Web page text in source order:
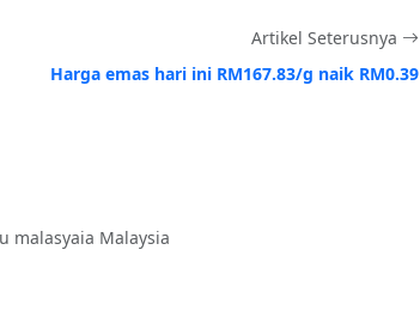
Artikel Seterusnya
Harga emas hari ini RM167.83/g naik RM0.39
malasyaia Malaysia